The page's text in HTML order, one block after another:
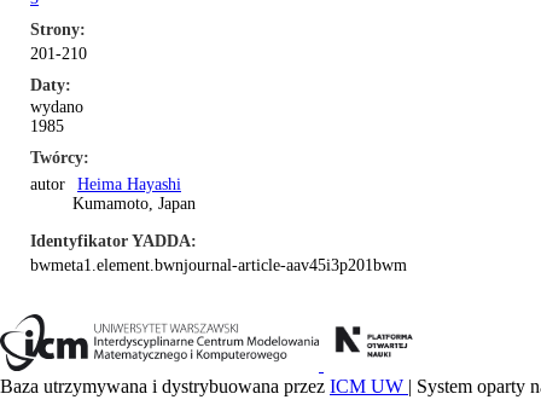
Strony
201-210
Daty
wydano
1985
Twórcy
autor
Heima Hayashi
Kumamoto, Japan
Identyfikator YADDA
bwmeta1.element.bwnjournal-article-aav45i3p201bwm
Baza utrzymywana i dystrybuowana przez ICM UW | System oparty